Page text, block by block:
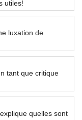
utiles!
luxation de
tant que critique
quelles sont